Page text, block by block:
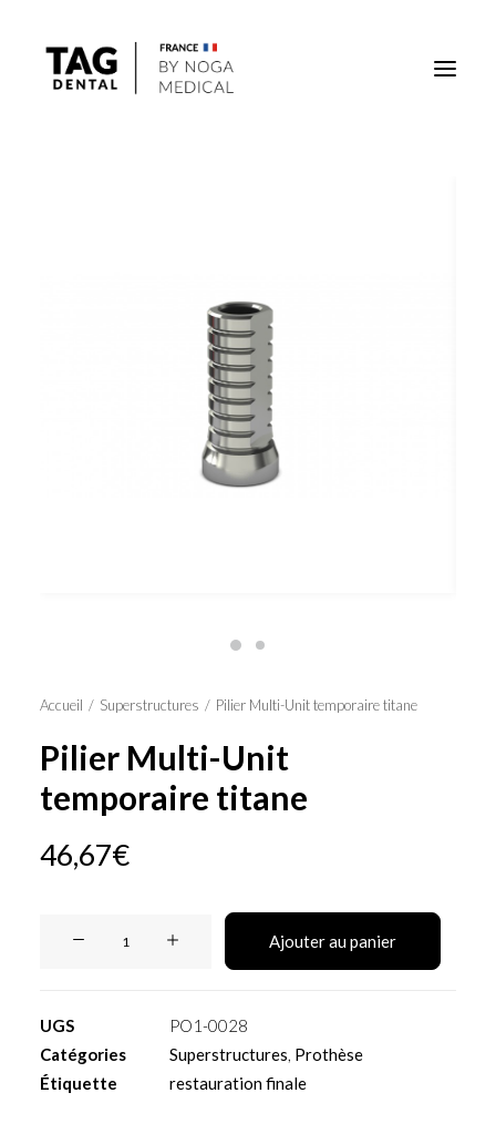
Outils
Solutions régénératives
DigiTag
Recherche
Accueil Superstructures Pilier Multi-Unit temporaire titane
Pilier Multi-Unit
temporaire titane
46,67€
temporaire
Ajouter au panier
UGS
PO1-0028
Catégories
Superstructures, Prothèse
Étiquette
restauration finale